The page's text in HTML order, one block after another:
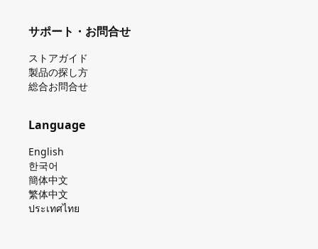
サポート・お問合せ
ストアガイド
製品の探し⽅
総合お問合せ
Language
English
한국어
簡体中文
繁体中文
ประเทศไทย